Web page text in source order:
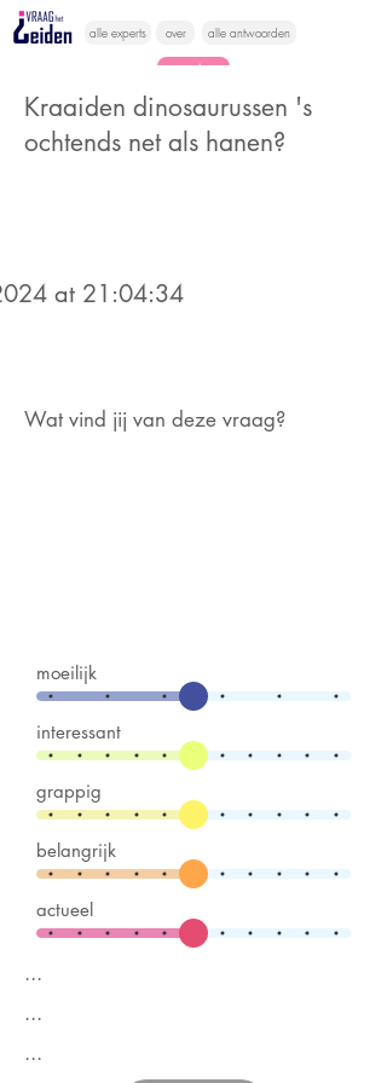
alle experts over alle antwoorden
vragen lessen
Vraag het
Kraaiden dinosaurussen 's
ochtends net als hanen?
at 21:04:34
Wat vind jij van deze vraag?
moeilijk
interessant
grappig
belangrijk
actueel
...
...
...